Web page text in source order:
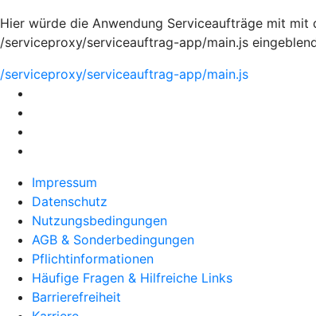
Hier würde die Anwendung Serviceaufträge mit
/serviceproxy/serviceauftrag-app/main.js
/serviceproxy/serviceauftrag-app/main.js
Impressum
Datenschutz
Nutzungsbedingungen
AGB & Sonderbedingungen
Pflichtinformationen
Häufige Fragen & Hilfreiche Links
Barrierefreiheit